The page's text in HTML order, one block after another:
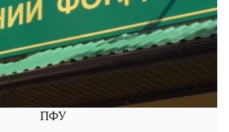
ПФУ